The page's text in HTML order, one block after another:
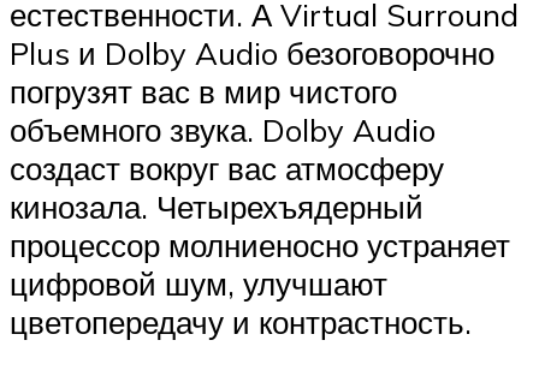
естественности. А Virtual Surround
Plus и Dolby Audio безоговорочно
погрузят вас в мир чистого
объемного звука. Dolby Audio
создаст вокруг вас атмосферу
кинозала. Четырехъядерный
процессор молниеносно устраняет
цифровой шум, улучшают
цветопередачу и контрастность.